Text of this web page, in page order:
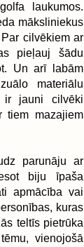
laukumos.
māksliniekus
cilvēkiem ar
pieļauj šādu
Un arī labām
materiālu
ir jauni cilvēki
tiem mazajiem
parunāju ar
biju īpaša
apmācība vai
kuras
teltīs pietrūka
vienojošā